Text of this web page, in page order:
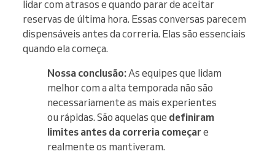
lidar com atrasos e quando parar de aceitar
reservas de última hora. Essas conversas parecem
dispensáveis antes da correria. Elas são essenciais
quando ela começa.
Nossa conclusão:As equipes que lidam
melhor com a alta temporada não são
necessariamente as mais experientes
ou rápidas. São aquelas que definiram
limites antes da correria começare
realmente os mantiveram.